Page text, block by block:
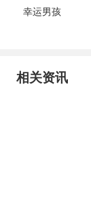
幸运男孩
相关资讯